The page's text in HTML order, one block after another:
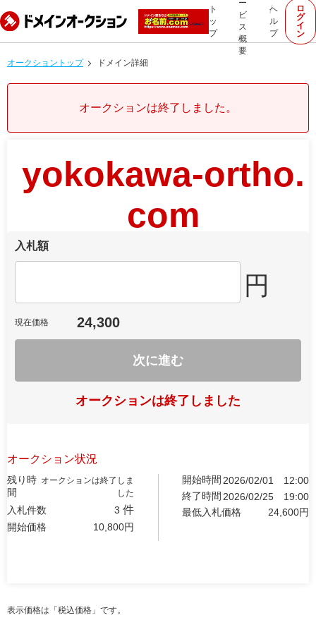
ト
ッ
プ
ー
ビ
ス
概
要
ヘ
ル
プ
ロ
グ
イ
ン
オークショントップ ドメイン詳細
オークションは終了しました。
yokokawa-ortho.
com
入札額
円
現在価格 24,300
次に進む
オークションは終了しました
オークション状況
残り時
間
オークションは終了しま
した
入札件数 3 件
開始価格 10,800円
開始時間 2026/02/01
12:00
終了時間 2026/02/25
19:00
最低入札価格
24,600円
表示価格は「税込価格」です。